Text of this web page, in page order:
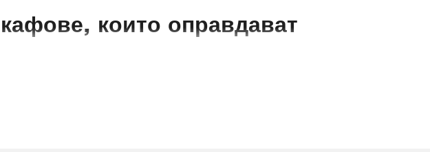
които оправдават